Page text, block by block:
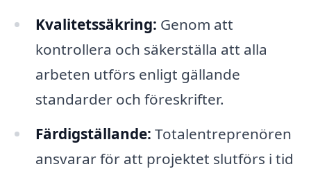
Kvalitetssäkring: Genom att
kontrollera och säkerställa att alla
arbeten utförs enligt gällande
standarder och föreskrifter.
Färdigställande: Totalentreprenören
ansvarar för att projektet slutförs i tid